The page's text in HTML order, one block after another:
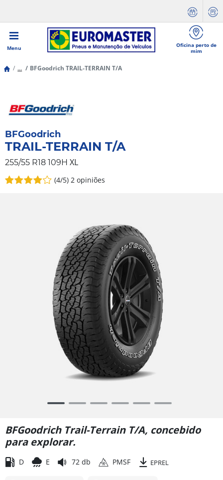
Menu
Oficina perto de
mim
... BFGoodrich TRAIL-TERRAIN T/A
BFGoodrich
TRAIL-TERRAIN T/A
255/55 R18 109H XL
(4/5) 2 opiniões
of
6
BFGoodrich Trail-Terrain T/A, concebido
para explorar.
D E 72 db PMSF EPREL